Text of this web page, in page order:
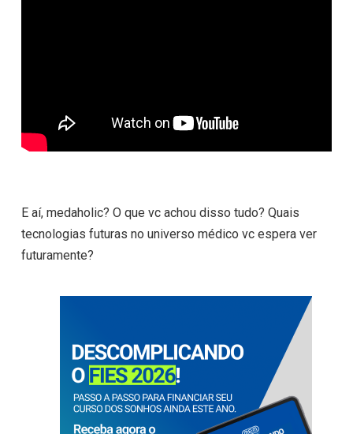
E aí, medaholic? O que vc achou disso tudo? Quais
tecnologias futuras no universo médico vc espera ver
futuramente?